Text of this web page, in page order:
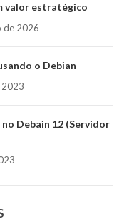
valor estratégico
de 2026
o Debian
2023
Debain 12 (Servidor